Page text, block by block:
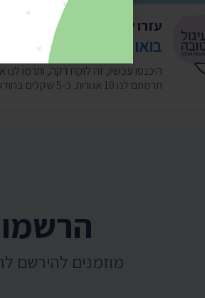
עזרו לנו להמשיך להילחם על
בואו לעגל לטובה לתנועה
תרמתם לנו 10 אגורות. כ-5 שקלים בחודש במצטבר. בשבילנו זה המון. ❤️
מוזמנים להירשם